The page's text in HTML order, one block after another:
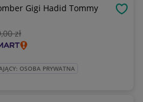
Gigi Hadid Tommy
,00 zł
OSOBA PRYWATNA